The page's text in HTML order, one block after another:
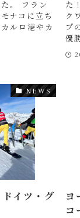
。 フラン
ナコに立ち
ルロ港やカ
た
ク
プ
優
NEWS
イツ・グ
コ